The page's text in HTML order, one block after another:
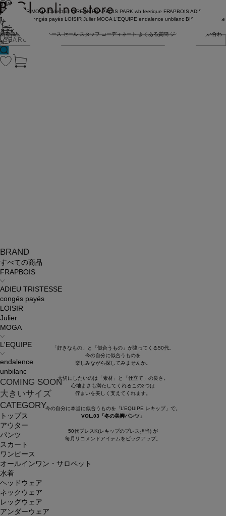
ログイン
BRAND
COUTURIER MOGA Collection GREEN FRAPBOIS PARK wb feerique FRAPBOIS ADIEU
TRISTESSE
congés payés LOISIR Julier MOGA L'EQUIPE endalence unbilanc BIGI online store
新着商品 ニュース セール スタッフ コーディネート よくある質問 ジャーナル
お問い合わ
せ
BRAND
すべての商品
FRAPBOIS
ADIEU TRISTESSE
congés payés
LOISIR
Julier
MOGA
L'EQUIPE
endalence
unbilanc
COMING SOON
大きいサイズ
CATEGORY
トップス
アウター
パンツ
スカート
ワンピース
オールインワン・サロペット
水着
ヘッドウェア
ネックウェア
レッグウェア
アンダーウェア
「好きなもの」と「似合うもの」が違ってくる50代。
今の自分に似合うものを
楽しみながら探してみませんか。
大切にしたいのは「素材」と「仕立て」の良さ。
心地よさも満たしてくれるこの2つは
佇まいを美しく支えてくれます。
今の自分に本当に似合うものを「L’EQUIPE レキップ」で。
VOL.03「冬の美脚パンツ」
50代プレスK(レキップのプレス担当) が
毎月リコメンドアイテムをピックアップ。